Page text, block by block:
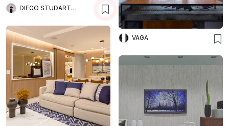
DIEGO STUDART ARQUITETURA
VAGA